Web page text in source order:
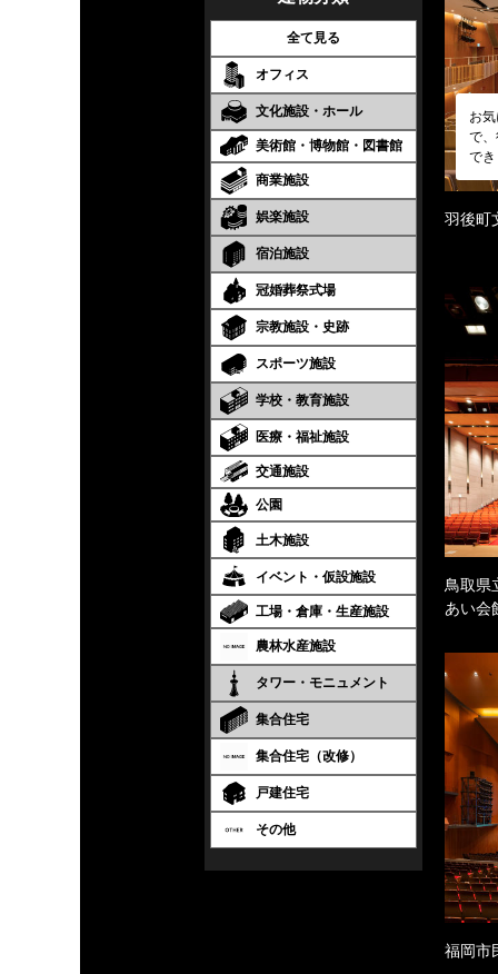
全て見る
オフィス
文化施設・ホール
美術館・博物館・図書館
商業施設
娯楽施設
宿泊施設
冠婚葬祭式場
宗教施設・史跡
スポーツ施設
学校・教育施設
医療・福祉施設
交通施設
公園
土木施設
イベント・仮設施設
工場・倉庫・生産施設
農林水産施設
タワー・モニュメント
集合住宅
集合住宅（改修）
戸建住宅
その他
お
で
で
羽後
鳥取県
あい会
福岡市